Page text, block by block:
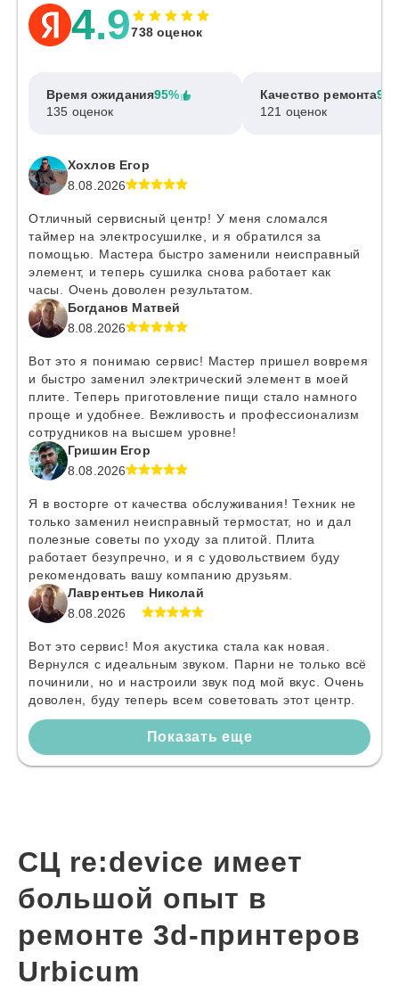
4.9738 оценок
Время ожидания95%
135 оценок
Качество ремонта
121 оценок
Хохлов Егор
8.08.2026
Отличный сервисный центр! У меня сломался
таймер на электросушилке, и я обратился за
помощью. Мастера быстро заменили неисправный
элемент, и теперь сушилка снова работает как
часы. Очень доволен результатом.
Богданов Матвей
8.08.2026
Вот это я понимаю сервис! Мастер пришел вовремя
и быстро заменил электрический элемент в моей
плите. Теперь приготовление пищи стало намного
проще и удобнее. Вежливость и профессионализм
сотрудников на высшем уровне!
Гришин Егор
8.08.2026
Я в восторге от качества обслуживания! Техник не
только заменил неисправный термостат, но и дал
полезные советы по уходу за плитой. Плита
работает безупречно, и я с удовольствием буду
рекомендовать вашу компанию друзьям.
Лаврентьев Николай
8.08.2026
Вот это сервис! Моя акустика стала как новая.
Вернулся с идеальным звуком. Парни не только всё
починили, но и настроили звук под мой вкус. Очень
доволен, буду теперь всем советовать этот центр.
Показать еще
СЦ re:device имеет
большой опыт в
ремонте 3d-принтеров
Urbicum